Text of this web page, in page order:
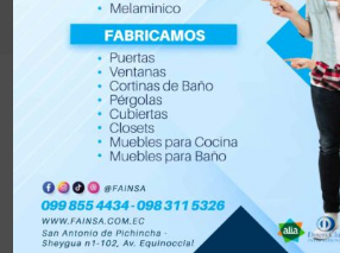
Filtrar
Orden por defecto